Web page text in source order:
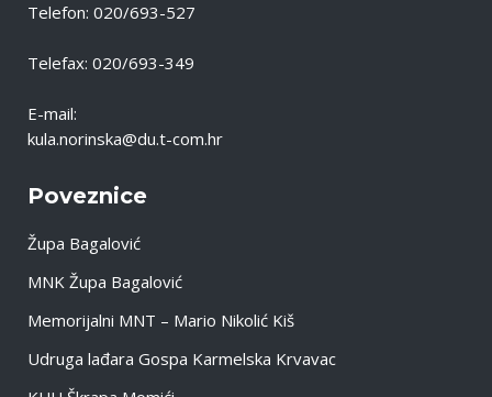
Telefon: 020/693-527
Telefax: 020/693-349
E-mail:
kula.norinska@du.t-com.hr
Poveznice
Župa Bagalović
MNK Župa Bagalović
Memorijalni MNT – Mario Nikolić Kiš
Udruga lađara Gospa Karmelska Krvavac